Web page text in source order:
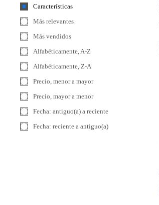
Características
Más relevantes
Más vendidos
Alfabéticamente, A-Z
Alfabéticamente, Z-A
Precio, menor a mayor
Precio, mayor a menor
Fecha: antiguo(a) a reciente
Fecha: reciente a antiguo(a)